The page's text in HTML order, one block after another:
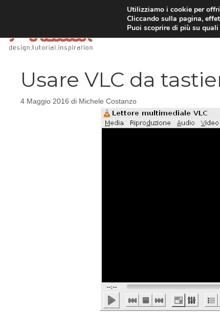
Usare VLC da
4 Maggio 2016 di Michele Costanzo
Utilizziamo i cookie per
Cliccando sulla pagina,
Puoi scoprire di più su